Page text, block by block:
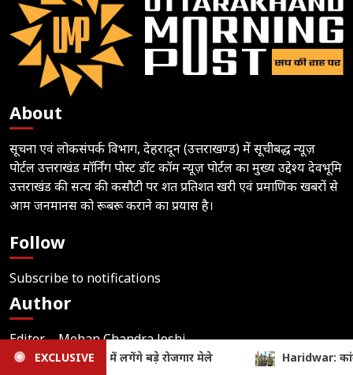
About
सूचना एवं लोकसंपर्क विभाग, देहरादून (उत्तराखण्ड) में सूचीबद्ध न्यूज़
पोर्टल उत्तराखंड मॉर्निंग पोस्ट डॉट कॉम न्यूज़ पोर्टल का मुख्य उद्देश्य देवभूमि
उत्तराखंड की सत्य की कसौटी पर शत प्रतिशत खरी एवं प्रमाणिक खबरों से
आम जनमानस को रूबरू कराने का प्रयास है।
Follow
Subscribe to notifications
Author
Editor – Mohan Chandra Joshi
Phone –+91 99271 64214, 70600 64214
EXCLUSIVE
कांवड़ यात्रा के दौरान SDRF की मुस्तैदी, गंगा के तेज बहाव में फंसे 18